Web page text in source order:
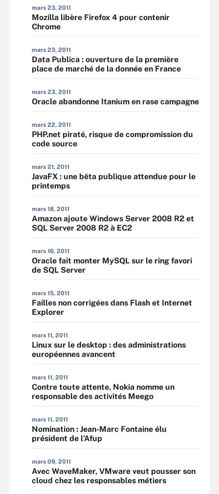
mars 23, 2011
Mozilla libère Firefox 4 pour contenir
Chrome
mars 23, 2011
Data Publica : ouverture de la première
place de marché de la donnée en France
mars 23, 2011
Oracle abandonne Itanium en rase campagne
mars 22, 2011
PHP.net piraté, risque de compromission du
code source
mars 21, 2011
JavaFX : une bêta publique attendue pour le
printemps
mars 18, 2011
Amazon ajoute Windows Server 2008 R2 et
SQL Server 2008 R2 à EC2
mars 16, 2011
Oracle fait monter MySQL sur le ring favori
de SQL Server
mars 15, 2011
Failles non corrigées dans Flash et Internet
Explorer
mars 11, 2011
Linux sur le desktop : des administrations
européennes avancent
mars 11, 2011
Contre toute attente, Nokia nomme un
responsable des activités Meego
mars 11, 2011
Nomination : Jean-Marc Fontaine élu
président de l’Afup
mars 09, 2011
Avec WaveMaker, VMware veut pousser son
cloud chez les responsables métiers